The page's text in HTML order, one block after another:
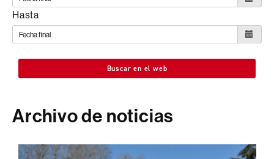
Hasta
Buscar en el web
Archivo de noticias